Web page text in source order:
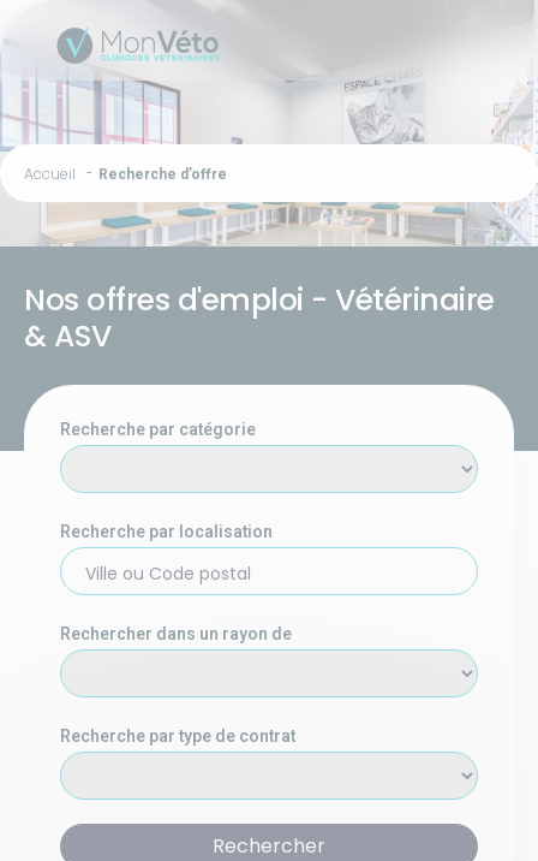
Accueil Recherche d’offre
Nos offres d'emploi - Vétérinaire
& ASV
Recherche par catégorie
Recherche par localisation
Ville ou Code postal
Rechercher dans un rayon de
Recherche par type de contrat
Rechercher